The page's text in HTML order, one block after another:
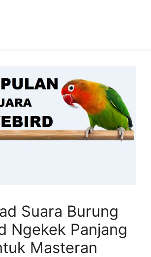
Suara Burung
Ngekek Panjang
Masteran